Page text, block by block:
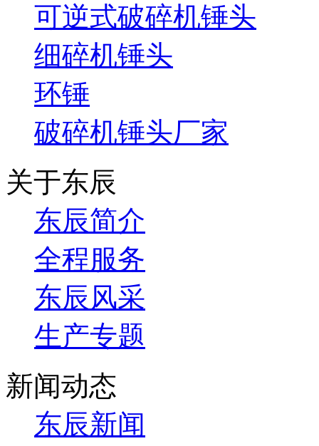
可逆式破碎机锤头
细碎机锤头
环锤
破碎机锤头厂家
关于东辰
东辰简介
全程服务
东辰风采
生产专题
新闻动态
东辰新闻